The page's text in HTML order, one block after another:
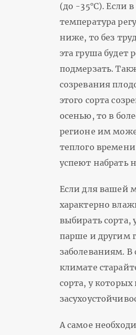
(до -35°С). Если
температура
ниже, то без
эта груша будет
подмерзать.
созревания
этого сорта
осенью, то в
регионе им
теплого
успеют набрать
Если для вашей
характерно
выбирать сорта,
парше и другим
заболеваниям.
климате
сорта, у которых
А самое